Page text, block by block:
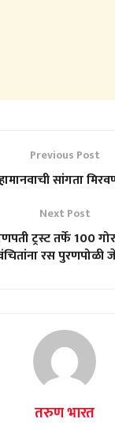
Previous Post
सांगता
Next Post
ट्रस्ट तर्फे 100
रस पुरणपोळी
तरुण भारत